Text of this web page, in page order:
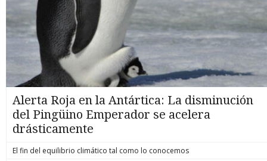
Alerta Roja en la Antártica: La disminución
del Pingüino Emperador se acelera
drásticamente
El fin del equilibrio climático tal como lo conocemos